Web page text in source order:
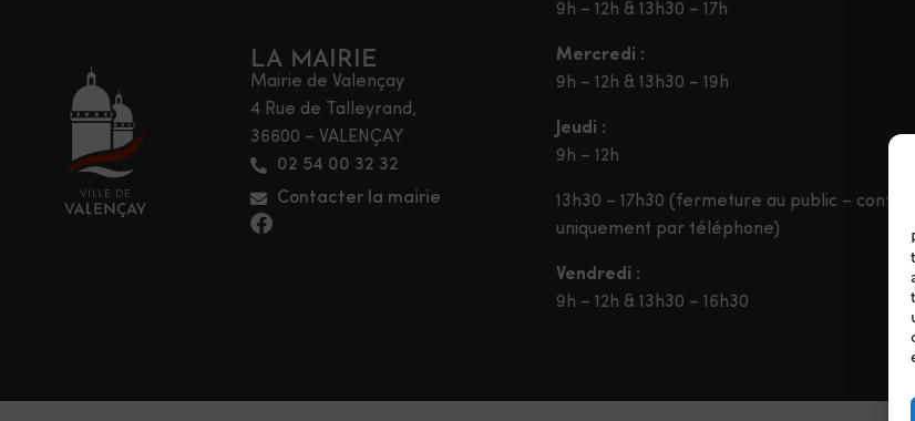
LA MAIRIE
Mairie de Valençay
4 Rue de Talleyrand,
36600 – VALENÇAY
02 54 00 32 32
Contacter la mairie
9h – 12h & 13h30 – 17h
Mercredi :
9h – 12h & 13h30 – 19h
Jeudi :
9h – 12h
13h30 – 17h30 (fermeture au public – contact
uniquement par téléphone)
Vendredi :
9h – 12h & 13h30 – 16h30